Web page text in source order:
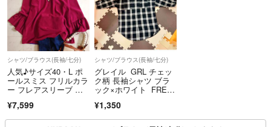
シャツ/ブラウス(長袖/七分)
人気♪サイズ40・L ポ
ールスミス フリルカラ
ー フレアスリーブ ブ
¥7,599
シャツ/ブラウス(長袖/七分)
グレイル GRL チェッ
ク柄 長袖シャツ ブラ
ック×ホワイト FREE
¥1,350